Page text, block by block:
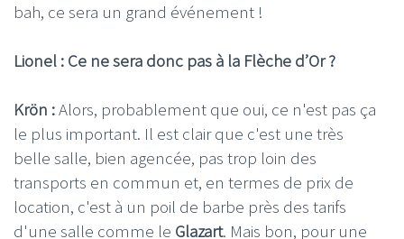
bah, ce sera un grand événement !
Lionel : Ce ne sera donc pas à la Flèche d’Or ?
Krön :Alors, probablement que oui, ce n'est pas ça
le plus important. Il est clair que c'est une très
belle salle, bien agencée, pas trop loin des
transports en commun et, en termes de prix de
location, c'est à un poil de barbe près des tarifs
d'une salle comme le Glazart. Mais bon, pour une